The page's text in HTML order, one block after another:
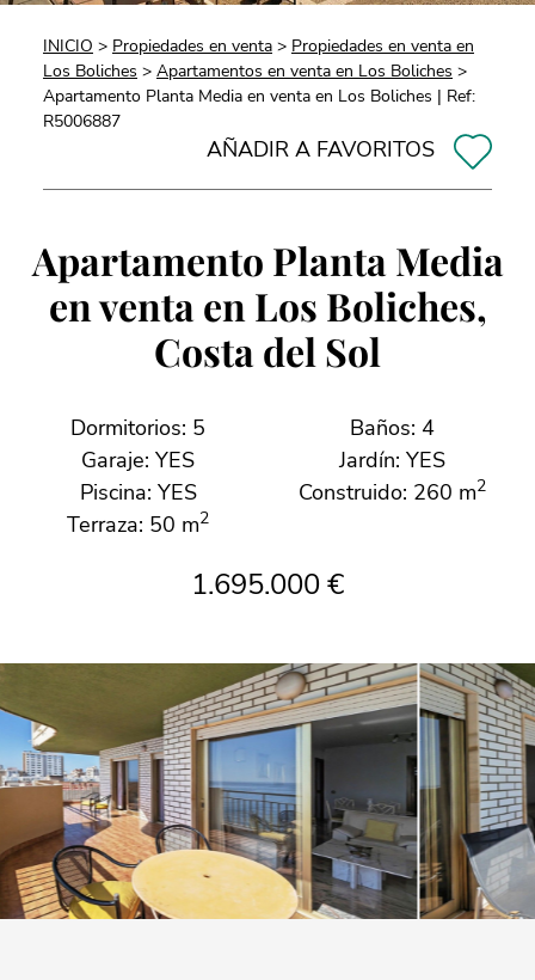
INICIO > Propiedades en venta > Propiedades en venta en
Los Boliches > Apartamentos en venta en Los Boliches >
Apartamento Planta Media en venta en Los Boliches | Ref:
R5006887
AÑADIR A FAVORITOS
Apartamento Planta Media
en venta en Los Boliches,
Costa del Sol
Dormitorios: 5
Baños: 4
Garaje: YES
Jardín: YES
Piscina: YES
Construido: 260 m2
Terraza: 50 m2
1.695.000 €